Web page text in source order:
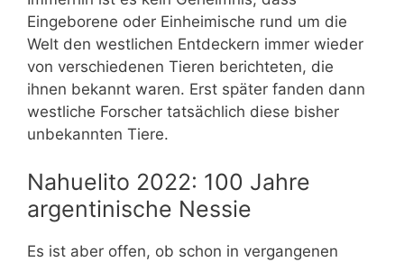
Eingeborene oder Einheimische rund um die
Welt den westlichen Entdeckern immer wieder
von verschiedenen Tieren berichteten, die
ihnen bekannt waren. Erst später fanden dann
westliche Forscher tatsächlich diese bisher
unbekannten Tiere.
Nahuelito 2022: 100 Jahre
argentinische Nessie
Es ist aber offen, ob schon in vergangenen